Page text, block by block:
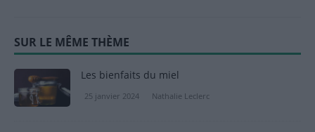
SUR LE MÊME THÈME
Les bienfaits du miel
25 janvier 2024 Nathalie Leclerc